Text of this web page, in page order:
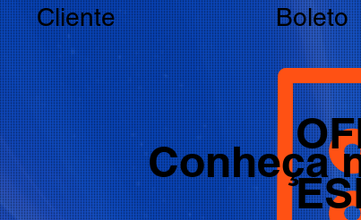
Cliente
Boleto
Conheça